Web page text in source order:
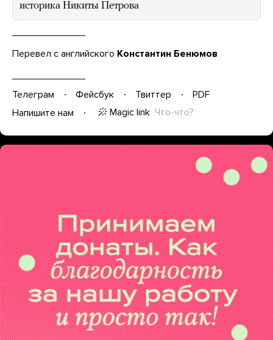
историка Никиты Петрова
Перевел с английского Константин Бенюмов
Телеграм Фейсбук Твиттер
PDF
Напишите нам
Magic link Что-что?